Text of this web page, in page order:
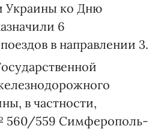
Украины ко Дню
6
в направлении 3.
в частности,
560/559 Симферополь-